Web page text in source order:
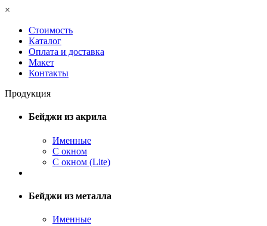
×
Стоимость
Каталог
Оплата и доставка
Макет
Контакты
Продукция
Бейджи из акрила
Именные
С окном
С окном (Lite)
Бейджи из металла
Именные